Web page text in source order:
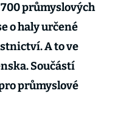
průmyslových
o haly určené
A to ve
Součástí
průmyslové